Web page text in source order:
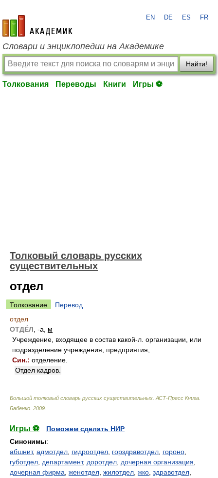
academic.ru
EN DE ES FR
Словари и энциклопедии на Академике
Найти!
Толкования Переводы Книги Игры ⚽
Толковый словарь русских
существительных
отдел
Толкование
Перевод
отдел
ОТДЕ́Л , -а, м
Учреждение, входящее в состав какой-л. организации, или
подразделение учреждения, предприятия;
Син.: отделение.
Отдел кадров.
Большой толковый словарь русских существительных. АСТ-Пресс Книга
Бабенко 2009
Игры ⚽
Поможем сделать НИР
Синонимы:
абшнит, адмотдел гидроотдел горздравотдел гороно
губотдел департамент, доротдел дочерная организация
дочерная фирма женотдел жилотдел жко здравотдел